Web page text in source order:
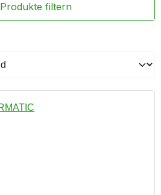
Produkte filtern